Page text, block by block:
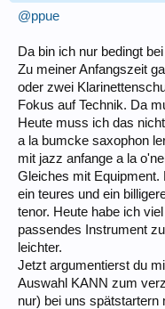
@ppue
Da bin ich nur bedingt
Zu meiner Anfangszeit
oder zwei
Fokus auf Technik. Da
Heute muss ich das
a la bumcke saxophon
mit jazz anfange a la
Gleiches mit
ein teures und ein
tenor. Heute habe ich
passendes Instrument
leichter.
Jetzt argumentierst du
Auswahl KANN zum
nur) bei uns spätstartern